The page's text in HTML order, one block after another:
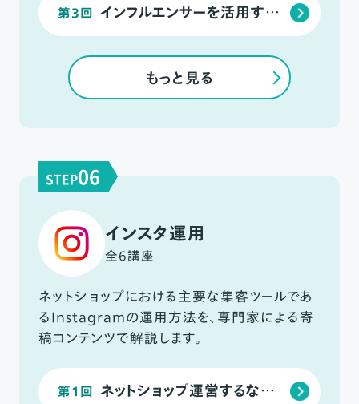
第3回 インフルエンサーを活用する方法
もっと見る
STEP06
インスタ運用
全6講座
ネットショップにおける主要な集客ツールであ
るInstagramの運用方法を、専門家による寄
稿コンテンツで解説します。
第1回 ネットショップ運営するなら他のSNSよりもInstagramに力を入れるべき4つの理由